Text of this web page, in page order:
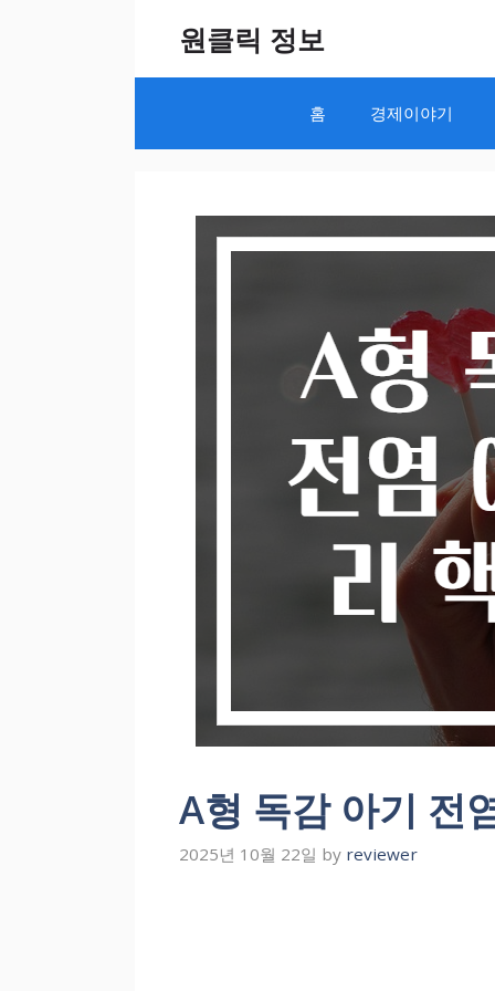
원클릭 정보
홈 경제이야기
A형 독감 아기 전
2025년 10월 22일 by reviewer